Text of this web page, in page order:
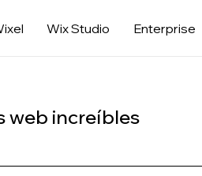
Wix Studio Enterprise
web increíbles